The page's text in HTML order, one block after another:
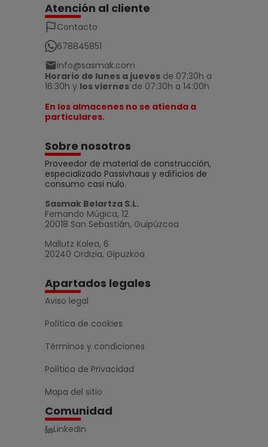
Atención al cliente
Contacto
678845851
info@sasmak.com
Horario de lunes a jueves de 07:30h a
16:30h y los viernes de 07:30h a 14:00h
En los almacenes no se atienda a
particulares.
Sobre nosotros
Proveedor de material de construcción,
especializado Passivhaus y edificios de
consumo casi nulo.
Sasmak Belartza S.L.
Fernando Múgica, 12
20018 San Sebastián, Guipúzcoa
Mallutz Kalea, 6
20240 Ordizia, Gipuzkoa
Apartados legales
Aviso legal
Política de cookies
Términos y condiciones
Política de Privacidad
Mapa del sitio
Comunidad
LinkedIn